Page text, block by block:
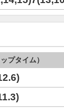
プタイム）